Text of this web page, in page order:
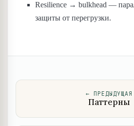
Resilience → bulkhead —
защиты от перегрузки.
← ПРЕДЫДУЩАЯ
Паттерны